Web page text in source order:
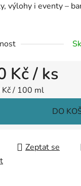
výlohy i eventy –
Kč/ ks
cena:/ 100 ml
DO
Zeptat se